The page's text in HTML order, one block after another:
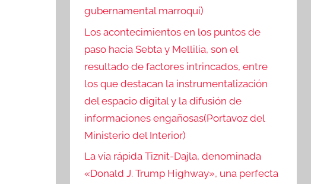
gubernamental marroquí)
Los acontecimientos en los puntos de
paso hacia Sebta y Mellilia, son el
resultado de factores intrincados, entre
los que destacan la instrumentalización
del espacio digital y la difusión de
informaciones engañosas(Portavoz del
Ministerio del Interior)
La vía rápida Tiznit-Dajla, denominada
«Donald J. Trump Highway», una perfecta